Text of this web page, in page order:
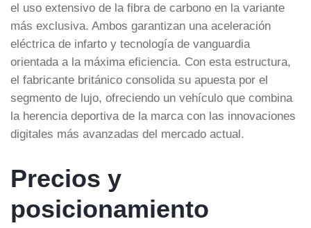
el uso extensivo de la fibra de carbono en la variante
más exclusiva. Ambos garantizan una aceleración
eléctrica de infarto y tecnología de vanguardia
orientada a la máxima eficiencia. Con esta estructura,
el fabricante británico consolida su apuesta por el
segmento de lujo, ofreciendo un vehículo que combina
la herencia deportiva de la marca con las innovaciones
digitales más avanzadas del mercado actual.
Precios y
posicionamiento